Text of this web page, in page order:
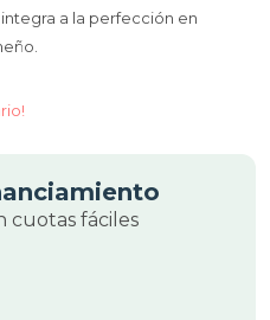
a la perfección en
cuotas fáciles